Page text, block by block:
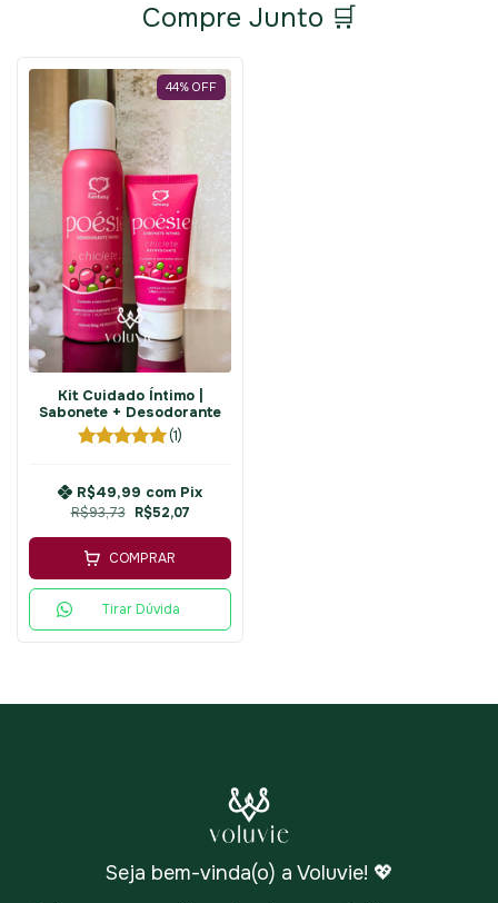
Compre Junto 🛒
44% OFF
Kit Cuidado Íntimo |
Sabonete + Desodorante
(1)
R$93,73 R$52,07
R$49,99 com Pix
COMPRAR
Tirar Dúvida
Seja bem-vinda(o) a Voluvie! 💖